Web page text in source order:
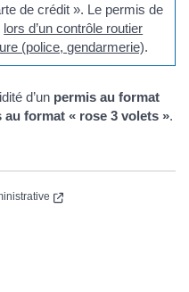
de crédit ». Le permis de
lors d’un contrôle routier
(police, gendarmerie).
d’un permis au format
au format « rose 3 volets ».
(nouvelle fenêtre)